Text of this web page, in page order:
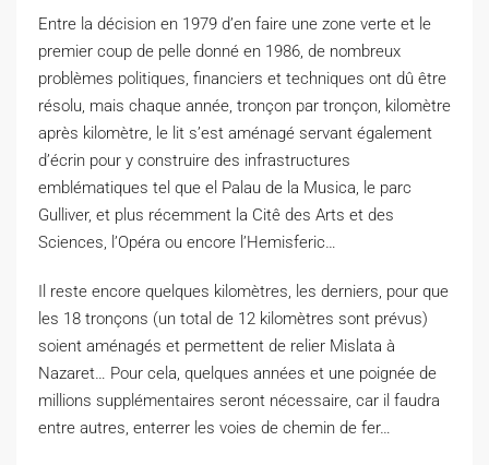
Entre la décision en 1979 d’en faire une zone verte et le
premier coup de pelle donné en 1986, de nombreux
problèmes politiques, financiers et techniques ont dû être
résolu, mais chaque année, tronçon par tronçon, kilomètre
après kilomètre, le lit s’est aménagé servant également
d’écrin pour y construire des infrastructures
emblématiques tel que el Palau de la Musica, le parc
Gulliver, et plus récemment la Citê des Arts et des
Sciences, l’Opéra ou encore l’Hemisferic…
Il reste encore quelques kilomètres, les derniers, pour que
les 18 tronçons (un total de 12 kilomètres sont prévus)
soient aménagés et permettent de relier Mislata à
Nazaret… Pour cela, quelques années et une poignée de
millions supplémentaires seront nécessaire, car il faudra
entre autres, enterrer les voies de chemin de fer…